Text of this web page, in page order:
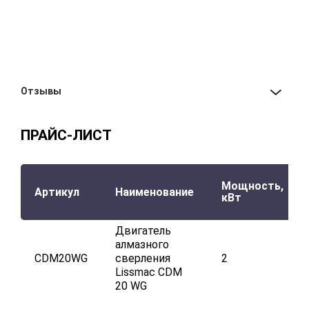
Отзывы
ПРАЙС-ЛИСТ
Артикул Наименование
Мощность,
кВт
CDM20WG
Двигатель
алмазного
сверления
Lissmac CDM
20 WG
2